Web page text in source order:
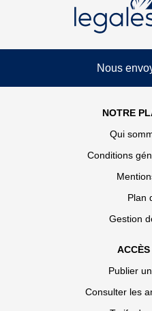
Nous
NOTRE
Qui
Conditions
Plan
Gestion
Publier
Consulter les